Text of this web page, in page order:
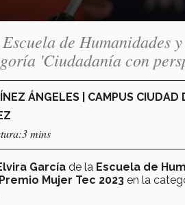
de Humanidades
'Ciudadanía con
ÁNGELES | CAMPUS CIUDAD
mins
García de la Escuela de
Premio Mujer Tec 2023 en la